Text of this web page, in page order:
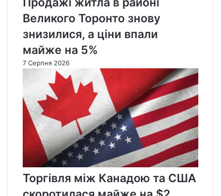
Великого Торонто знову
знизилися, а ціни впали
майже на 5%
7 Серпня 2026
Торгівля між Канадою та США